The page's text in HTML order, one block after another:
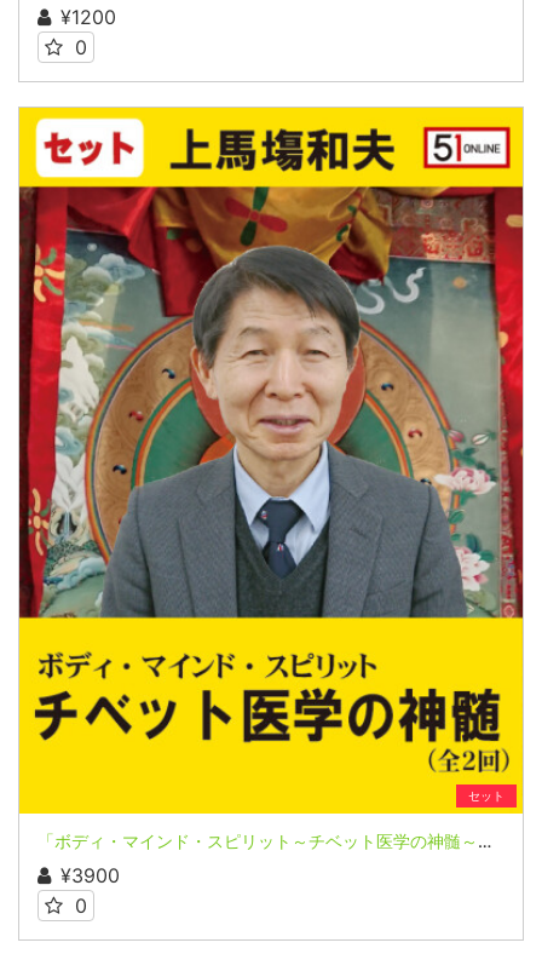
¥1200
0
セット
「ボディ・マインド・スピリット～チベット医学の神髄～」全２回★上馬塲和夫
¥3900
0